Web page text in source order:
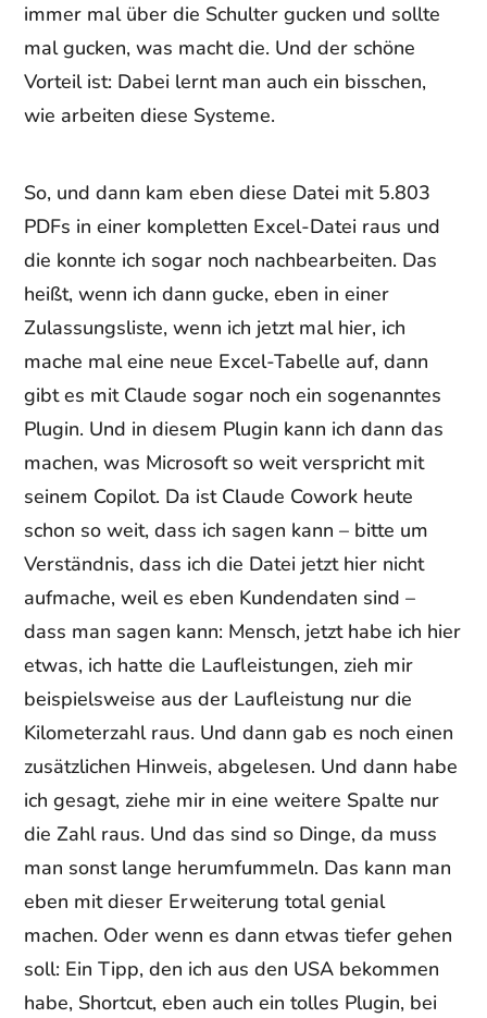
immer mal über die Schulter gucken und sollte
mal gucken, was macht die. Und der schöne
Vorteil ist: Dabei lernt man auch ein bisschen,
wie arbeiten diese Systeme.
So, und dann kam eben diese Datei mit 5.803
PDFs in einer kompletten Excel-Datei raus und
die konnte ich sogar noch nachbearbeiten. Das
heißt, wenn ich dann gucke, eben in einer
Zulassungsliste, wenn ich jetzt mal hier, ich
mache mal eine neue Excel-Tabelle auf, dann
gibt es mit Claude sogar noch ein sogenanntes
Plugin. Und in diesem Plugin kann ich dann das
machen, was Microsoft so weit verspricht mit
seinem Copilot. Da ist Claude Cowork heute
schon so weit, dass ich sagen kann – bitte um
Verständnis, dass ich die Datei jetzt hier nicht
aufmache, weil es eben Kundendaten sind –
dass man sagen kann: Mensch, jetzt habe ich hier
etwas, ich hatte die Laufleistungen, zieh mir
beispielsweise aus der Laufleistung nur die
Kilometerzahl raus. Und dann gab es noch einen
zusätzlichen Hinweis, abgelesen. Und dann habe
ich gesagt, ziehe mir in eine weitere Spalte nur
die Zahl raus. Und das sind so Dinge, da muss
man sonst lange herumfummeln. Das kann man
eben mit dieser Erweiterung total genial
machen. Oder wenn es dann etwas tiefer gehen
soll: Ein Tipp, den ich aus den USA bekommen
habe, Shortcut, eben auch ein tolles Plugin, bei